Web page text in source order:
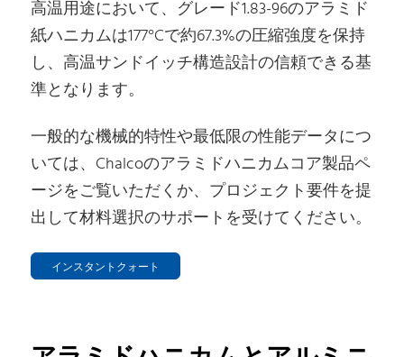
高温用途において、グレード1.83-96のアラミド
紙ハニカムは177°Cで約67.3%の圧縮強度を保持
し、高温サンドイッチ構造設計の信頼できる基
準となります。
一般的な機械的特性や最低限の性能データにつ
いては、Chalcoのアラミドハニカムコア製品ペ
ージをご覧いただくか、プロジェクト要件を提
出して材料選択のサポートを受けてください。
インスタントクォート